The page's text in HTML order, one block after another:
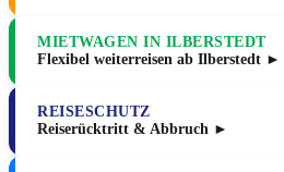
MIETWAGEN IN ILBERSTEDT
Flexibel weiterreisen ab Ilberstedt ►
REISESCHUTZ
Reiserücktritt & Abbruch ►